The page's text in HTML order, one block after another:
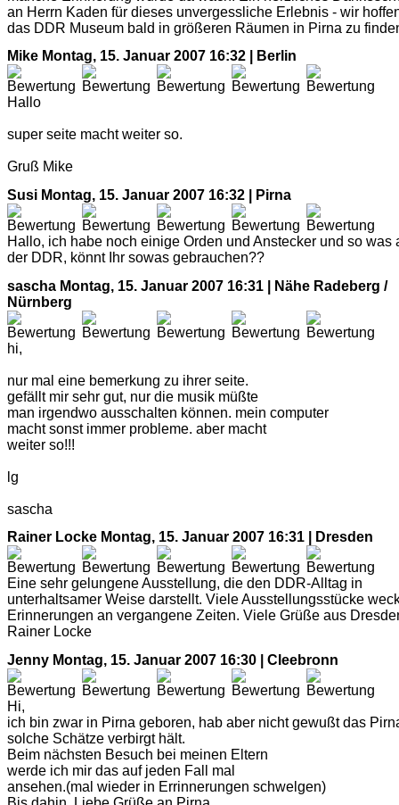
an Herrn Kaden für dieses unvergessliche Erlebnis - wir
das DDR Museum bald in größeren Räumen in Pirna zu
Mike Montag, 15. Januar 2007 16:32 | Berlin
Hallo
super seite macht weiter so.
Gruß Mike
Susi Montag, 15. Januar 2007 16:32 | Pirna
Hallo, ich habe noch einige Orden und Anstecker und so was
der DDR, könnt Ihr sowas gebrauchen??
sascha Montag, 15. Januar 2007 16:31 | Nähe Radeberg /
Nürnberg
hi,
nur mal eine bemerkung zu ihrer seite.
gefällt mir sehr gut, nur die musik müßte
man irgendwo ausschalten können. mein computer
macht sonst immer probleme. aber macht
weiter so!!!
lg
sascha
Rainer Locke Montag, 15. Januar 2007 16:31 | Dresden
Eine sehr gelungene Ausstellung, die den DDR-Alltag in
unterhaltsamer Weise darstellt. Viele Ausstellungsstücke
Erinnerungen an vergangene Zeiten. Viele Grüße aus
Rainer Locke
Jenny Montag, 15. Januar 2007 16:30 | Cleebronn
Hi,
ich bin zwar in Pirna geboren, hab aber nicht gewußt das
solche Schätze verbirgt hält.
Beim nächsten Besuch bei meinen Eltern
werde ich mir das auf jeden Fall mal
ansehen.(mal wieder in Errinnerungen schwelgen)